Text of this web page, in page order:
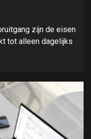
zijn de eisen
tot alleen dagelijks